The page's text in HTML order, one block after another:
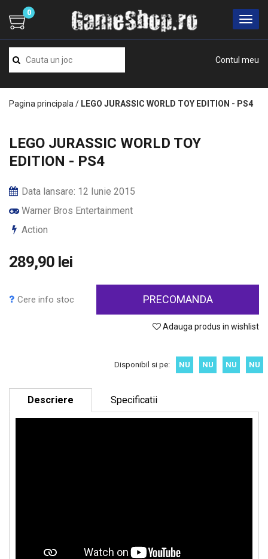
Contul meu
0
Pagina principala / LEGO JURASSIC WORLD TOY EDITION - PS4
LEGO JURASSIC WORLD TOY
EDITION - PS4
Data lansare: 12 Iunie 2015
Warner Bros Entertainment
Action
289,90 lei
Cere info stoc PRECOMANDA
Adauga produs in wishlist
Disponibil si pe: NU NU NU NU
Descriere Specificatii